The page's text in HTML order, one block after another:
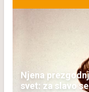
Njena
svet: za slavo